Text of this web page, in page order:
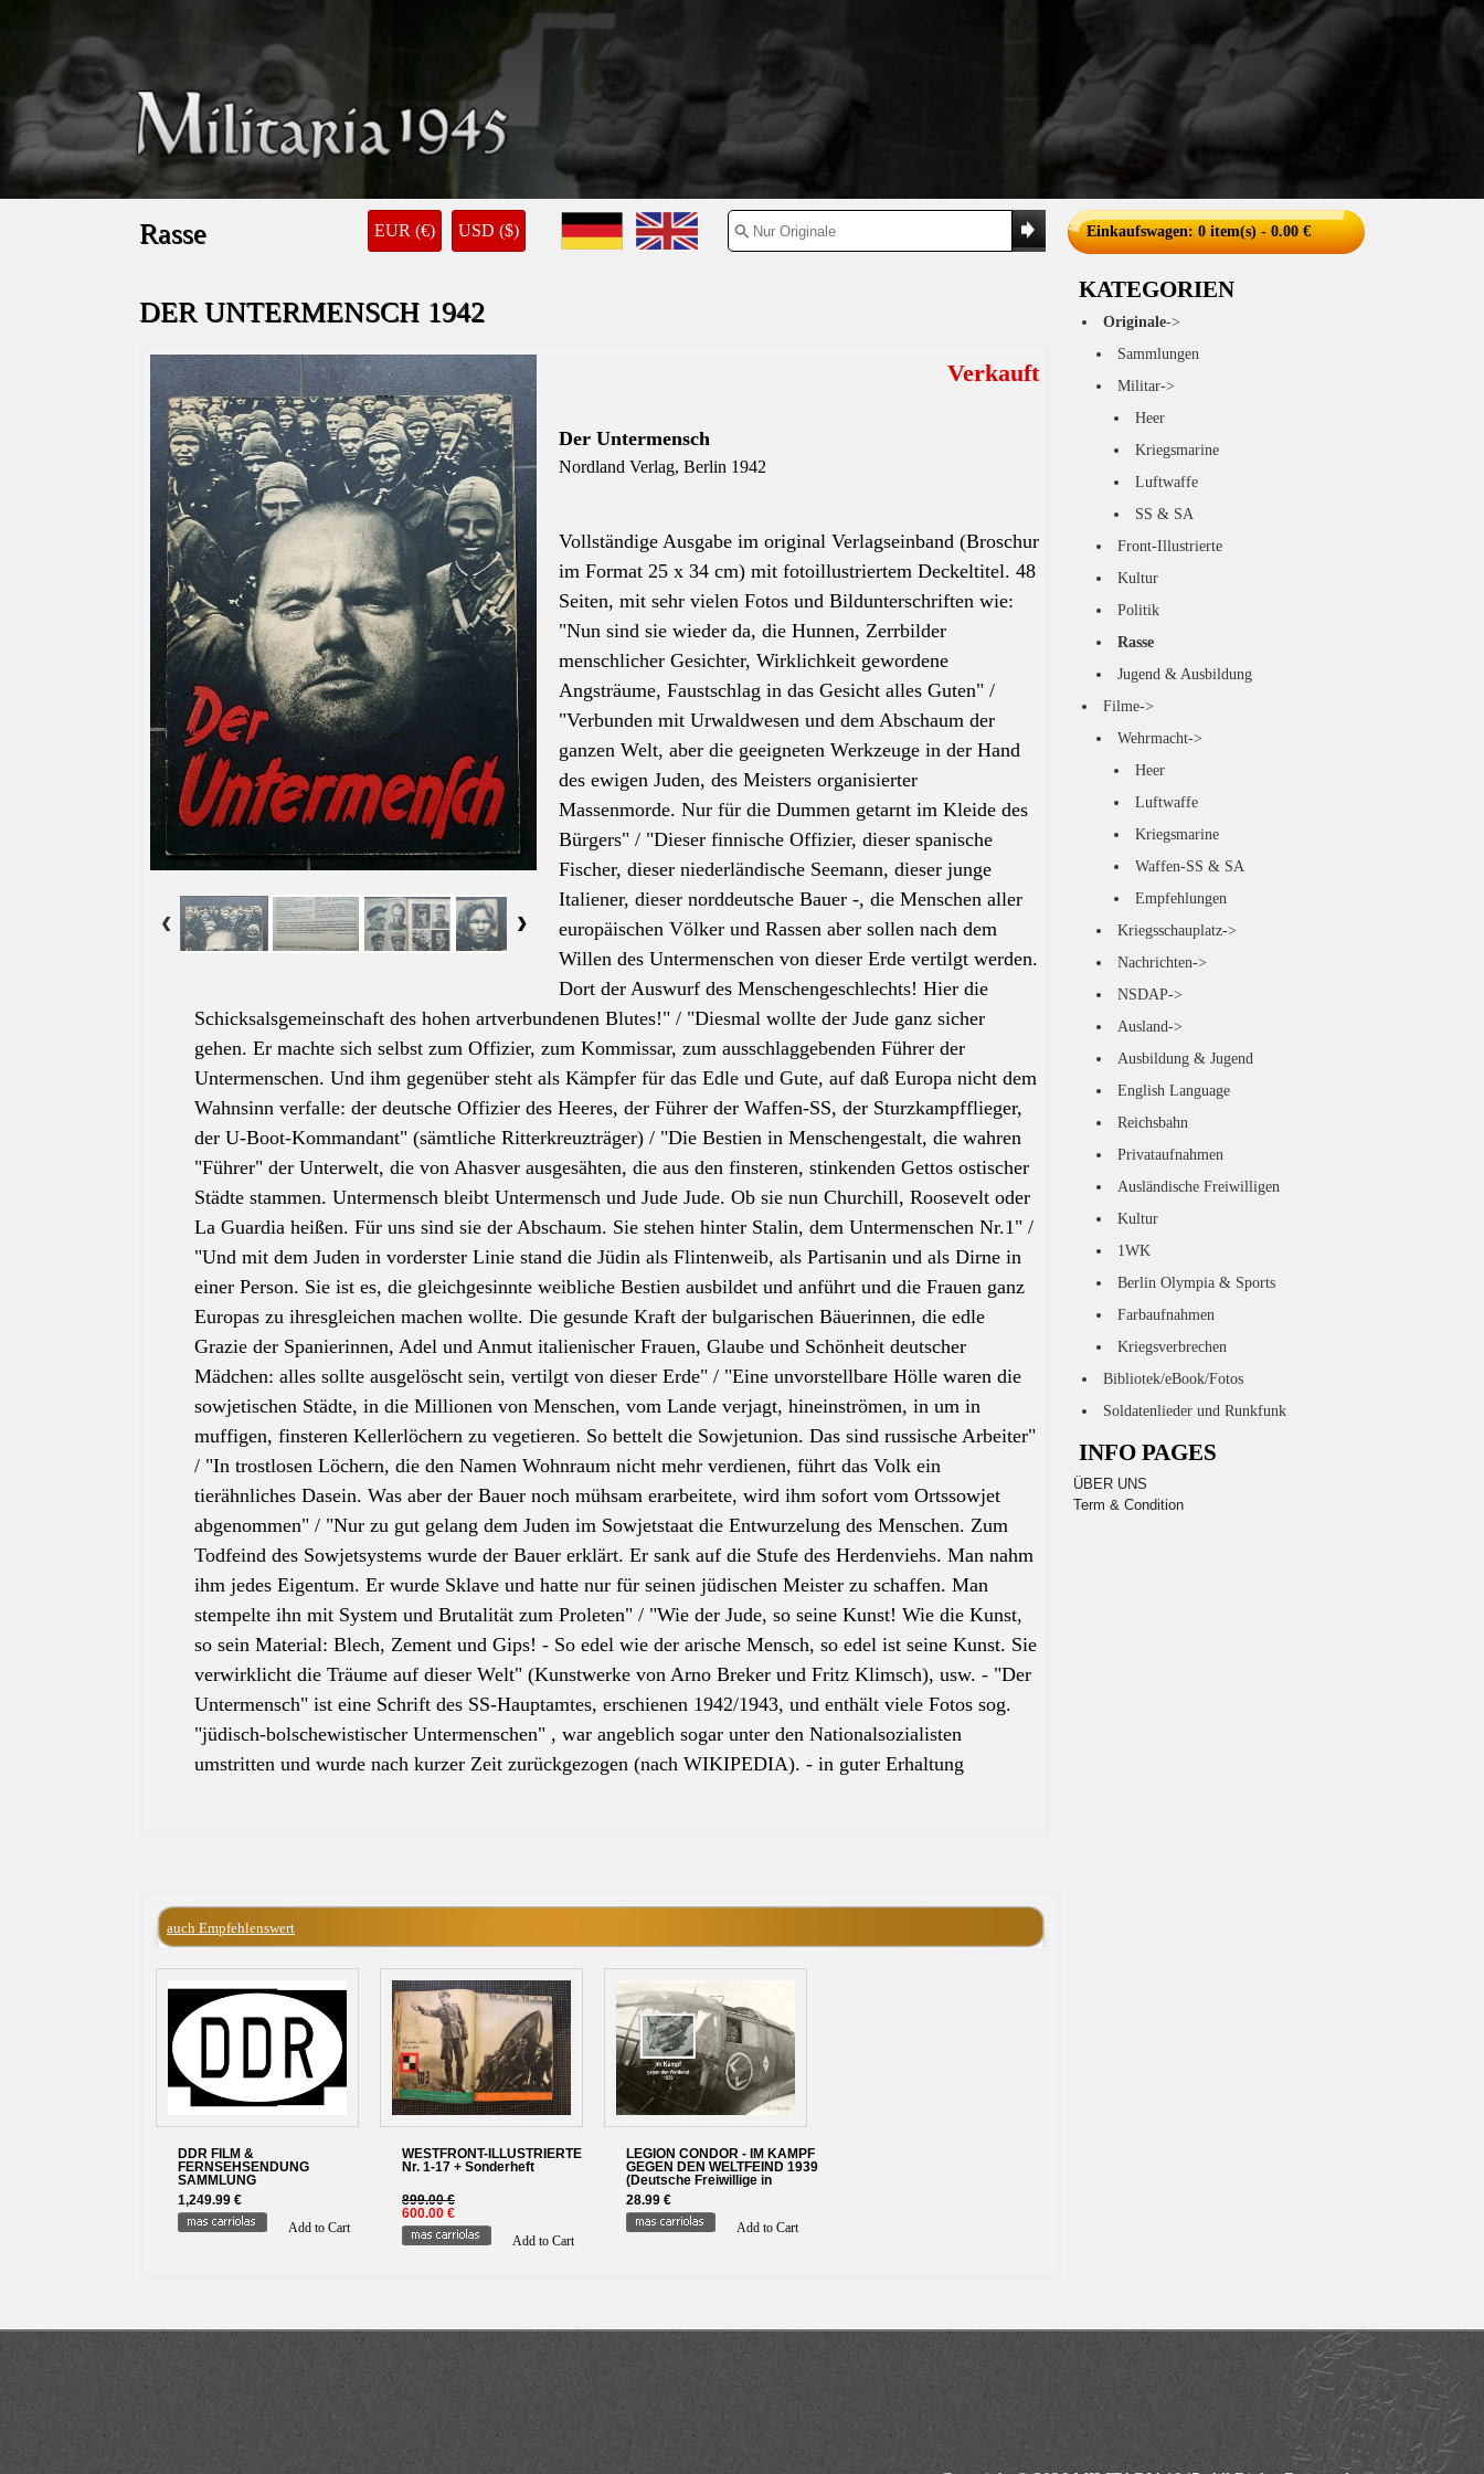
EUR (€) USD ($)
Rasse
DER UNTERMENSCH 1942
Verkauft
Der Untermensch
Nordland Verlag, Berlin 1942
Vollständige Ausgabe im original Verlagseinband (Broschur
im Format 25 x 34 cm) mit fotoillustriertem Deckeltitel. 48
Seiten, mit sehr vielen Fotos und Bildunterschriften wie:
"Nun sind sie wieder da, die Hunnen, Zerrbilder
menschlicher Gesichter, Wirklichkeit gewordene
Angsträume, Faustschlag in das Gesicht alles Guten" /
"Verbunden mit Urwaldwesen und dem Abschaum der
ganzen Welt, aber die geeigneten Werkzeuge in der Hand
des ewigen Juden, des Meisters organisierter
Massenmorde. Nur für die Dummen getarnt im Kleide des
Bürgers" / "Dieser finnische Offizier, dieser spanische
Fischer, dieser niederländische Seemann, dieser junge
Italiener, dieser norddeutsche Bauer -, die Menschen aller
europäischen Völker und Rassen aber sollen nach dem
Willen des Untermenschen von dieser Erde vertilgt werden.
Dort der Auswurf des Menschengeschlechts! Hier die
Schicksalsgemeinschaft des hohen artverbundenen Blutes!" / "Diesmal wollte der Jude ganz sicher
gehen. Er machte sich selbst zum Offizier, zum Kommissar, zum ausschlaggebenden Führer der
Untermenschen. Und ihm gegenüber steht als Kämpfer für das Edle und Gute, auf daß Europa nicht dem
Wahnsinn verfalle: der deutsche Offizier des Heeres, der Führer der Waffen-SS, der Sturzkampfflieger,
der U-Boot-Kommandant" (sämtliche Ritterkreuzträger) / "Die Bestien in Menschengestalt, die wahren
"Führer" der Unterwelt, die von Ahasver ausgesähten, die aus den finsteren, stinkenden Gettos ostischer
Städte stammen. Untermensch bleibt Untermensch und Jude Jude. Ob sie nun Churchill, Roosevelt oder
La Guardia heißen. Für uns sind sie der Abschaum. Sie stehen hinter Stalin, dem Untermenschen Nr.1" /
"Und mit dem Juden in vorderster Linie stand die Jüdin als Flintenweib, als Partisanin und als Dirne in
einer Person. Sie ist es, die gleichgesinnte weibliche Bestien ausbildet und anführt und die Frauen ganz
Europas zu ihresgleichen machen wollte. Die gesunde Kraft der bulgarischen Bäuerinnen, die edle
Grazie der Spanierinnen, Adel und Anmut italienischer Frauen, Glaube und Schönheit deutscher
Mädchen: alles sollte ausgelöscht sein, vertilgt von dieser Erde" / "Eine unvorstellbare Hölle waren die
sowjetischen Städte, in die Millionen von Menschen, vom Lande verjagt, hineinströmen, in um in
muffigen, finsteren Kellerlöchern zu vegetieren. So bettelt die Sowjetunion. Das sind russische Arbeiter"
/ "In trostlosen Löchern, die den Namen Wohnraum nicht mehr verdienen, führt das Volk ein
tierähnliches Dasein. Was aber der Bauer noch mühsam erarbeitete, wird ihm sofort vom Ortssowjet
abgenommen" / "Nur zu gut gelang dem Juden im Sowjetstaat die Entwurzelung des Menschen. Zum
Todfeind des Sowjetsystems wurde der Bauer erklärt. Er sank auf die Stufe des Herdenviehs. Man nahm
ihm jedes Eigentum. Er wurde Sklave und hatte nur für seinen jüdischen Meister zu schaffen. Man
stempelte ihn mit System und Brutalität zum Proleten" / "Wie der Jude, so seine Kunst! Wie die Kunst,
so sein Material: Blech, Zement und Gips! - So edel wie der arische Mensch, so edel ist seine Kunst. Sie
verwirklicht die Träume auf dieser Welt" (Kunstwerke von Arno Breker und Fritz Klimsch), usw. - "Der
Untermensch" ist eine Schrift des SS-Hauptamtes, erschienen 1942/1943, und enthält viele Fotos sog.
"jüdisch-bolschewistischer Untermenschen" , war angeblich sogar unter den Nationalsozialisten
umstritten und wurde nach kurzer Zeit zurückgezogen (nach WIKIPEDIA). - in guter Erhaltung
auch Empfehlenswert
DDR FILM &
FERNSEHSENDUNG
SAMMLUNG
1,249.99 €
Add to Cart
WESTFRONT-ILLUSTRIERTE
Nr. 1-17 + Sonderheft
899.00 €
600.00 €
Add to Cart
LEGION CONDOR - IM KAMPF
GEGEN DEN WELTFEIND 1939
(Deutsche Freiwillige in
Spanien)
28.99 €
Add to Cart
Einkaufswagen: 0 item(s) - 0.00 €
KATEGORIEN
Originale->
Sammlungen
Militar->
Heer
Kriegsmarine
Luftwaffe
SS & SA
Front-Illustrierte
Kultur
Politik
Rasse
Jugend & Ausbildung
Filme->
Wehrmacht->
Heer
Luftwaffe
Kriegsmarine
Waffen-SS & SA
Empfehlungen
Kriegsschauplatz->
Nachrichten->
NSDAP->
Ausland->
Ausbildung & Jugend
English Language
Reichsbahn
Privataufnahmen
Ausländische Freiwilligen
Kultur
1WK
Berlin Olympia & Sports
Farbaufnahmen
Kriegsverbrechen
Bibliotek/eBook/Fotos
Soldatenlieder und Runkfunk
INFO PAGES
ÜBER UNS
Term & Condition